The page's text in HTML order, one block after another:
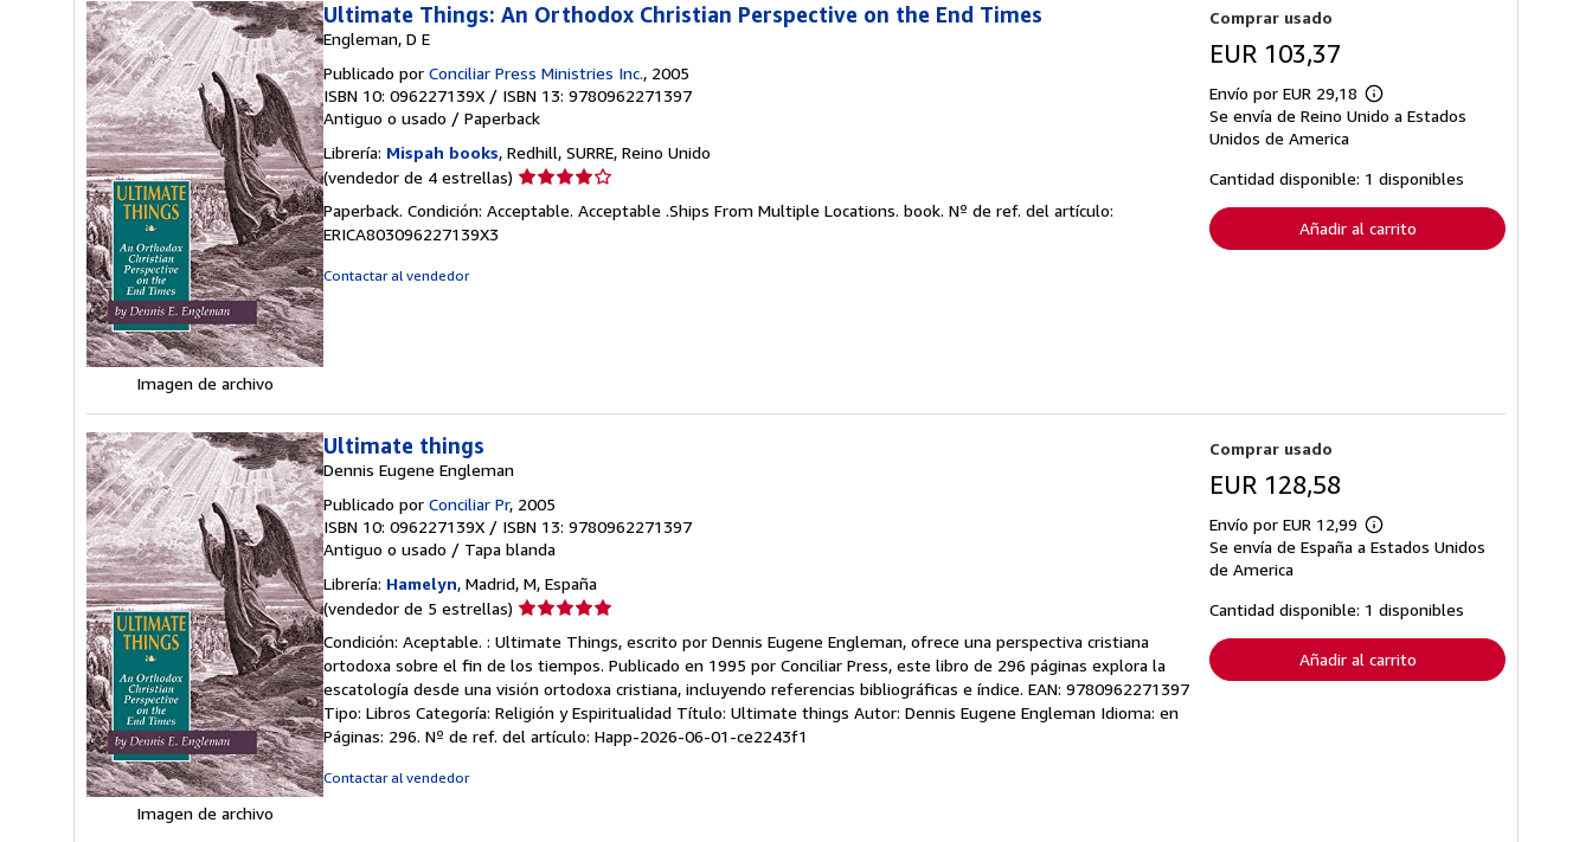
a
s
d
n
o
Imagen de archivo
Ultimate Things: An Orthodox Christian Perspective on the End Times
Engleman, D E
Publicado por Conciliar Press Ministries Inc., 2005
ISBN 10: 096227139X / ISBN 13: 9780962271397
Antiguo o usado / Paperback
Librería: Mispah books, Redhill, SURRE, Reino Unido
(vendedor de 4 estrellas) Calificación
vendedor:
Paperback. Condición: Acceptable. Acceptable .Ships From Multiple Locations. book. Nº de ref. del artículo:
ERICA803096227139X3
Contactar al vendedor
Comprar usado
EUR 103,37
Envío por EUR 29,18
Más
información
tarifas
de
envío
Se envía de Reino Unido a Estados
Unidos de America
Cantidad disponible: 1 disponibles
Añadir al carrito
Imagen de archivo
Ultimate things
Dennis Eugene Engleman
Publicado por Conciliar Pr, 2005
ISBN 10: 096227139X / ISBN 13: 9780962271397
Antiguo o usado / Tapa blanda
Librería: Hamelyn, Madrid, M, España
(vendedor de 5 estrellas) Calificación
vendedor:
5
de
5
estrellas
Condición: Aceptable. : Ultimate Things, escrito por Dennis Eugene Engleman, ofrece una perspectiva cristiana
ortodoxa sobre el fin de los tiempos. Publicado en 1995 por Conciliar Press, este libro de 296 páginas explora la
escatología desde una visión ortodoxa cristiana, incluyendo referencias bibliográficas e índice. EAN: 9780962271397
Tipo: Libros Categoría: Religión y Espiritualidad Título: Ultimate things Autor: Dennis Eugene Engleman Idioma: en
Páginas: 296. Nº de ref. del artículo: Happ-2026-06-01-ce2243f1
Contactar al vendedor
Comprar usado
EUR 128,58
Envío por EUR 12,99
Más
información
tarifas
de
envío
Se envía de España a Estados Unidos
de America
Cantidad disponible: 1 disponibles
Añadir al carrito